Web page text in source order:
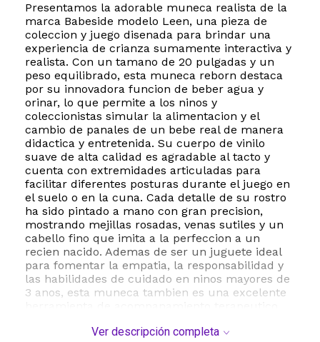
Presentamos la adorable muneca realista de la
marca Babeside modelo Leen, una pieza de
coleccion y juego disenada para brindar una
experiencia de crianza sumamente interactiva y
realista. Con un tamano de 20 pulgadas y un
peso equilibrado, esta muneca reborn destaca
por su innovadora funcion de beber agua y
orinar, lo que permite a los ninos y
coleccionistas simular la alimentacion y el
cambio de panales de un bebe real de manera
didactica y entretenida. Su cuerpo de vinilo
suave de alta calidad es agradable al tacto y
cuenta con extremidades articuladas para
facilitar diferentes posturas durante el juego en
el suelo o en la cuna. Cada detalle de su rostro
ha sido pintado a mano con gran precision,
mostrando mejillas rosadas, venas sutiles y un
cabello fino que imita a la perfeccion a un
recien nacido. Ademas de ser un juguete ideal
para fomentar la empatia, la responsabilidad y
las habilidades de cuidado en ninos mayores de
3 anos, esta muneca tambien es una excelente
vestida con un tierno traje de oso, lista para
Ver descripción completa